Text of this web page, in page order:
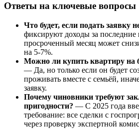
Ответы на ключевые вопросы
Что будет, если подать заявку
фиксируют доходы за
просроченный месяц может
на 5-7%.
Можно ли купить квартиру на
— Да, но только если он будет
проживать вместе с семьёй,
заявку.
Почему чиновники требуют
пригодности? — С 2025 года
требование: все сделки с
через проверку экспертной